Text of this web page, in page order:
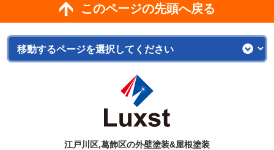
このページの先頭へ戻る
江戸川区,葛飾区の外壁塗装&屋根塗装